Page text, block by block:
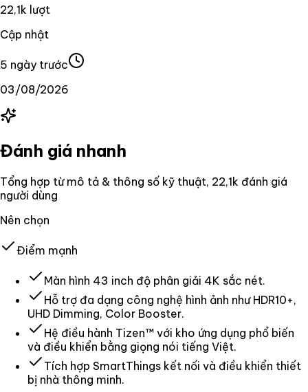
22,1k lượt
Cập nhật
5 ngày trước
03/08/2026
Đánh giá nhanh
Tổng hợp từ mô tả & thông số kỹ thuật, 22,1k đánh giá
người dùng
Nên chọn
Điểm mạnh
Màn hình 43 inch độ phân giải 4K sắc nét.
Hỗ trợ đa dạng công nghệ hình ảnh như HDR10+,
UHD Dimming, Color Booster.
Hệ điều hành Tizen™ với kho ứng dụng phổ biến
và điều khiển bằng giọng nói tiếng Việt.
Tích hợp SmartThings kết nối và điều khiển thiết
bị nhà thông minh.